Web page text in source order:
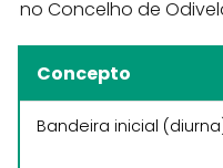
no Concelho de
Concepto
Bandeira inicial